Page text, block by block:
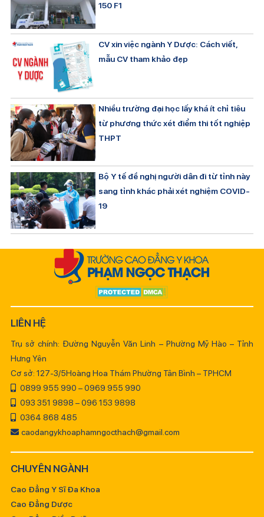
150 F1
CV xin việc ngành Y Dược: Cách viết,
mẫu CV tham khảo đẹp
Nhiều trường đại học lấy khá ít chỉ tiêu
từ phương thức xét điểm thi tốt nghiệp
THPT
Bộ Y tế đề nghị người dân đi từ tỉnh này
sang tỉnh khác phải xét nghiệm COVID-
19
LIÊN HỆ
Trụ sở chính: Đường Nguyễn Văn Linh – Phường Mỹ Hào – Tỉnh
Hưng Yên
Cơ sở: 127-3/5Hoàng Hoa Thám Phường Tân Bình – TPHCM
0899 955 990 – 0969 955 990
093 351 9898 – 096 153 9898
0364 868 485
caodangykhoaphamngocthach@gmail.com
CHUYÊN NGÀNH
Cao Đẳng Y Sĩ Đa Khoa
Cao Đẳng Dược